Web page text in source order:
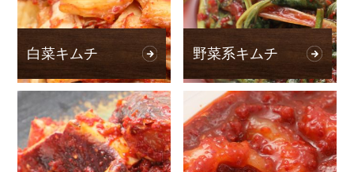
白菜キムチ 野菜系キムチ